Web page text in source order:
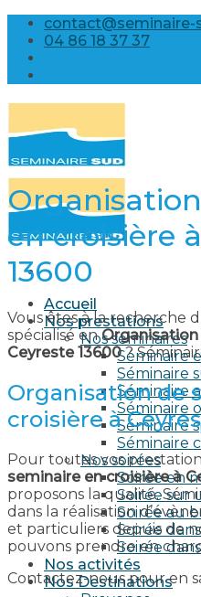
Skip
content
contact@seminaire-
04 86 18 37 37
Accueil
Nos prestations
Nos séminaires
Séminaire
Séminaire
Séminaire
Séminaire
Séminaire
Séminaire
Nos soirées
Soirée en
Soirée sur
Soirée au
Soirée
Soirée
Nos activités
Nos Destinations
en croisière
13600
Vous êtes à la recherche
spécialisé enOrganisation
Ceyreste 13600?
Organisation de
croisière à
Pour toutes vos
seminaire en croisière à
proposons la qualité.
dans la réalisation
et particuliers depuis de
pouvons prendre en
Contactez-nous pour en